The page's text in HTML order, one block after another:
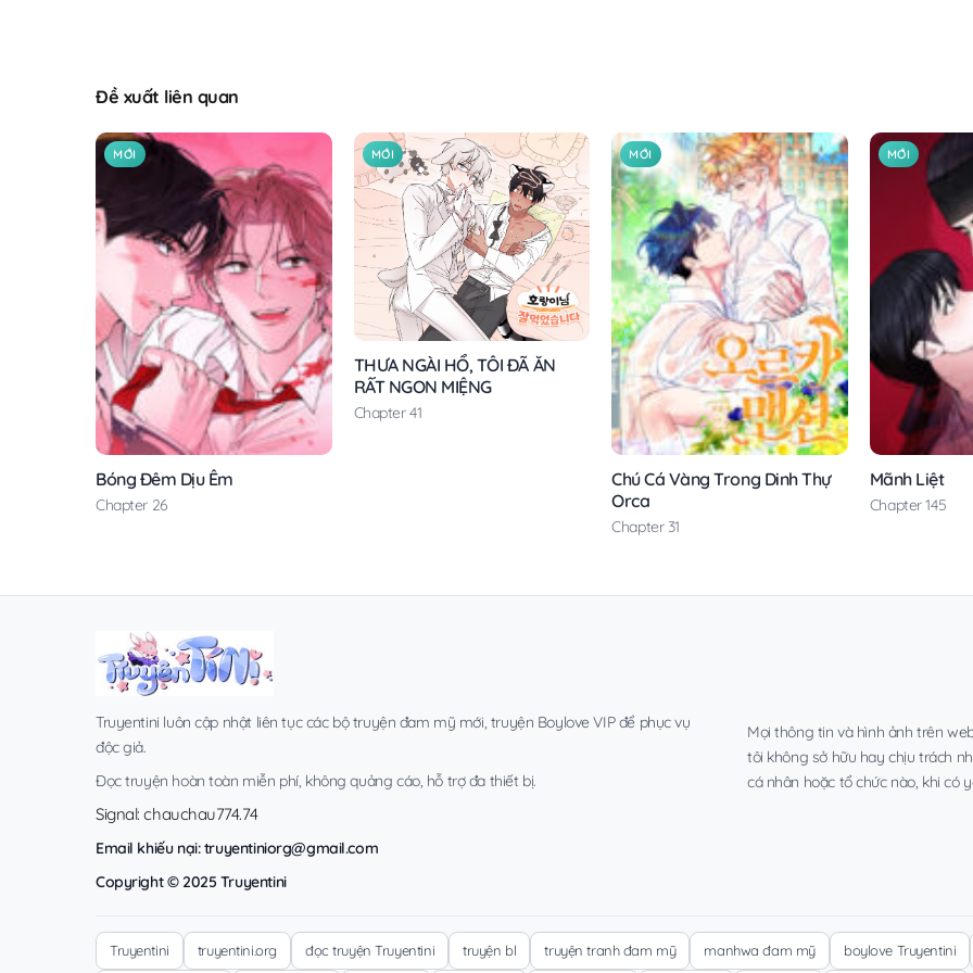
Đề xuất liên quan
MỚI
Bóng Đêm Dịu Êm
Chapter 26
MỚI
THƯA NGÀI HỔ, TÔI ĐÃ ĂN
RẤT NGON MIỆNG
Chapter 41
MỚI
Chú Cá Vàng Trong Dinh Thự
Orca
Chapter 31
MỚI
Mãnh Liệt
Chapter 145
Truyentini luôn cập nhật liên tục các bộ truyện đam mỹ mới, truyện Boylove VIP để phục vụ
độc giả.
Đọc truyện hoàn toàn miễn phí, không quảng cáo, hỗ trợ đa thiết bị.
Signal: chauchau774.74
Email khiếu nại:truyentiniorg@gmail.com
Copyright © 2025 Truyentini
Mọi thông tin và hình ảnh trên
tôi không sở hữu hay chịu trách
cá nhân hoặc tổ chức nào, khi có
Truyentini truyentini.org đọc truyện Truyentini truyện bl truyện tranh đam mỹ manhwa đam mỹ boylove Truyentini